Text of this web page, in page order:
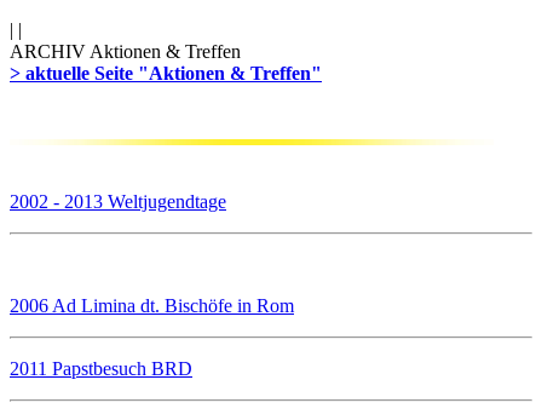
| |
ARCHIV Aktionen & Treffen
> aktuelle Seite "Aktionen & Treffen"
2002 - 2013 Weltjugendtage
2006 Ad Limina dt. Bischöfe in Rom
2011 Papstbesuch BRD